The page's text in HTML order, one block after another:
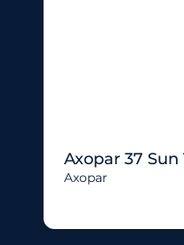
Axopar 37 Sun
Axopar